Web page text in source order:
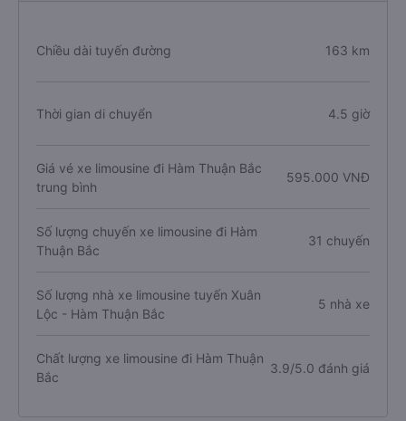
Chiều dài tuyến đường 163 km
Thời gian di chuyển 4.5 giờ
Giá vé xe limousine đi Hàm Thuận Bắc
trung bình
595.000 VNĐ
Số lượng chuyến xe limousine đi Hàm
Thuận Bắc
31 chuyến
Số lượng nhà xe limousine tuyến Xuân
Lộc - Hàm Thuận Bắc
5 nhà xe
Chất lượng xe limousine đi Hàm Thuận
Bắc
3.9/5.0 đánh giá